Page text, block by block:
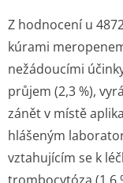
Z hodnocení u
kúrami
nežádoucími
průjem (2,3 %),
zánět v místě
hlášeným
vztahujícím se k